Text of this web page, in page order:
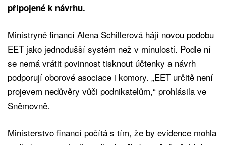
připojené k návrhu.
Ministryně financí Alena Schillerová hájí novou podobu
EET jako jednodušší systém než v minulosti. Podle ní
se nemá vrátit povinnost tisknout účtenky a návrh
podporují oborové asociace i komory. „EET určitě není
projevem nedůvěry vůči podnikatelům,“ prohlásila ve
Sněmovně.
Ministerstvo financí počítá s tím, že by evidence mohla